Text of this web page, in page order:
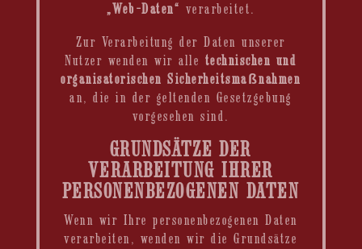
„Web-Daten“ verarbeitet.
Zur Verarbeitung der Daten unserer
Nutzer wenden wir alle technischen und
organisatorischen Sicherheitsmaßnahmen
an, die in der geltenden Gesetzgebung
vorgesehen sind.
GRUNDSÄTZE DER
VERARBEITUNG IHRER
PERSONENBEZOGENEN DATEN
Wenn wir Ihre personenbezogenen Daten
verarbeiten, wenden wir die Grundsätze